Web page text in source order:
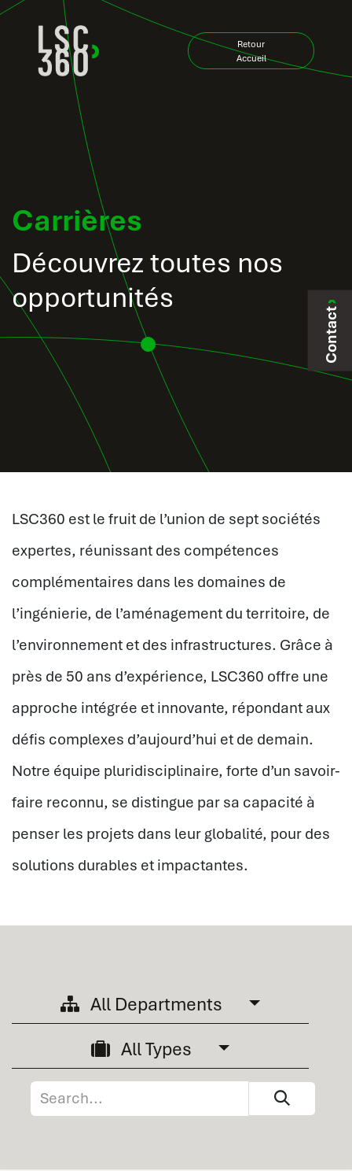
Skip to Content
Retour
Accueil
Carrières
Découvrez toutes nos
opportunités
Contact
LSC360 est le fruit de l’union de sept sociétés
expertes, réunissant des compétences
complémentaires dans les domaines de
l’ingénierie, de l’aménagement du territoire, de
l’environnement et des infrastructures. Grâce à
près de 50 ans d’expérience, LSC360 offre une
approche intégrée et innovante, répondant aux
défis complexes d’aujourd’hui et de demain.
Notre équipe pluridisciplinaire, forte d’un savoir-
faire reconnu, se distingue par sa capacité à
penser les projets dans leur globalité, pour des
solutions durables et impactantes.
All Departments
All Types